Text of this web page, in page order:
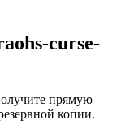
curse-
прямую
копии.